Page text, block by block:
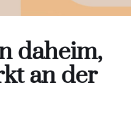
daheim,
an der